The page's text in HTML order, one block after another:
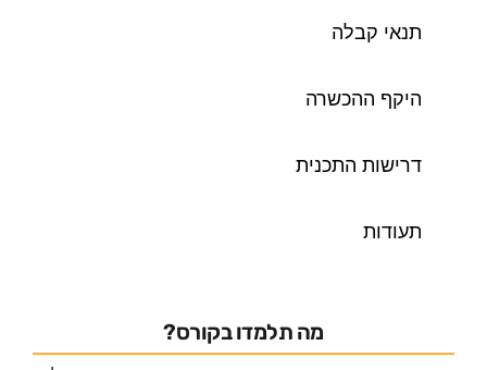
תנאי קבלה
היקף ההכשרה
דרישות התכנית
תעודות
מה תלמדו בקורס?